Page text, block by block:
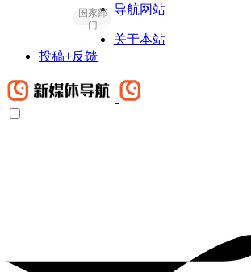
国家部
门
导航网站
关于本站
投稿+反馈